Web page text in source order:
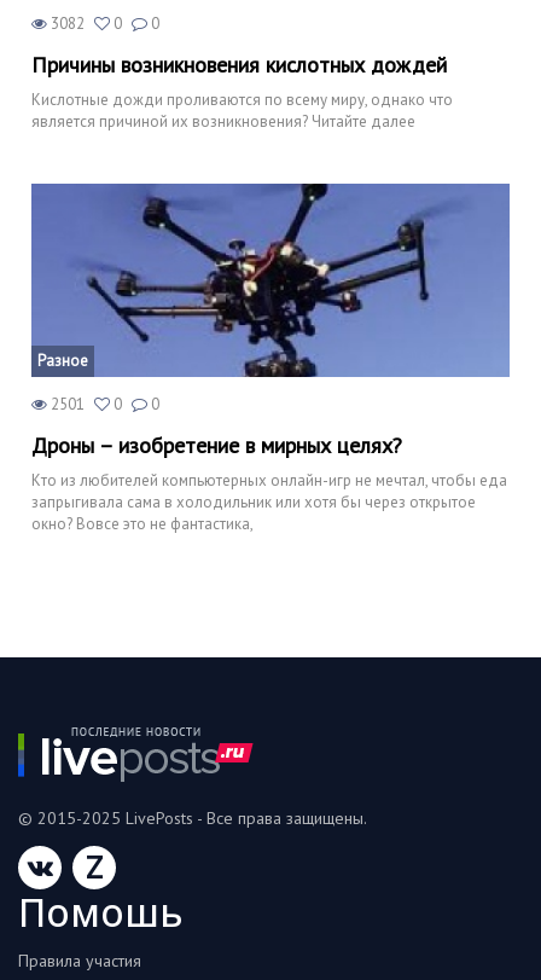
3082 0 0
Причины возникновения кислотных дождей
Кислотные дожди проливаются по всему миру, однако что
является причиной их возникновения? Читайте далее
Разное
2501 0 0
Дроны – изобретение в мирных целях?
Кто из любителей компьютерных онлайн-игр не мечтал, чтобы еда
запрыгивала сама в холодильник или хотя бы через открытое
окно? Вовсе это не фантастика,
© 2015-2025 LivePosts - Все права защищены.
Z
Помошь
Правила участия